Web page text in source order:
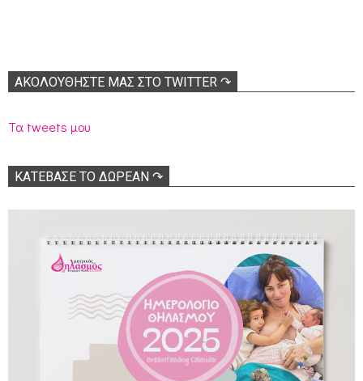
ΑΚΟΛΟΥΘΉΣΤΕ ΜΑΣ ΣΤΟ TWITTER ↷
Τα tweets μου
ΚΑΤΕΒΑΣΕ ΤΟ ΔΩΡΕΑΝ ↷